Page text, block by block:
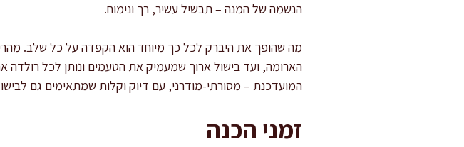
הנשמה של המנה – תבשיל עשיר, רך ונימוח.
מה שהופך את היברק לכל כך מיוחד הוא הקפדה על כל שלב.
הארומה, ועד בישול ארוך שמעמיק את הטעמים ונותן לכל
המועדכנת – מסורתי-מודרני, עם דיוק וקלות שמתאימים גם
זמני הכנה